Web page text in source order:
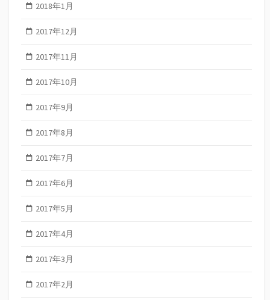
2018年1月
2017年12月
2017年11月
2017年10月
2017年9月
2017年8月
2017年7月
2017年6月
2017年5月
2017年4月
2017年3月
2017年2月